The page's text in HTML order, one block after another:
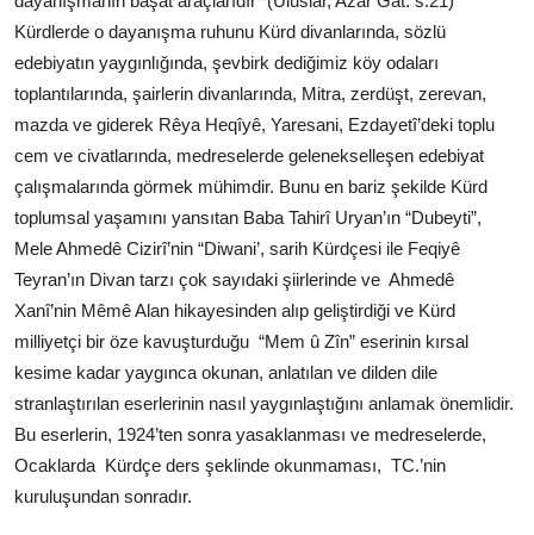
Kürdlerde o dayanışma ruhunu Kürd divanlarında, sözlü
edebiyatın yaygınlığında, şevbirk dediğimiz köy odaları
toplantılarında, şairlerin divanlarında, Mitra, zerdüşt, zerevan,
mazda ve giderek Rêya Heqîyê, Yaresani, Ezdayetî’deki toplu
cem ve civatlarında, medreselerde gelenekselleşen edebiyat
çalışmalarında görmek mühimdir. Bunu en bariz şekilde Kürd
toplumsal yaşamını yansıtan Baba Tahirî Uryan’ın “Dubeyti”,
Mele Ahmedê Cizirî’nin “Diwani’, sarih Kürdçesi ile Feqiyê
Teyran’ın Divan tarzı çok sayıdaki şiirlerinde ve Ahmedê
Xanî’nin Mêmê Alan hikayesinden alıp geliştirdiği ve Kürd
milliyetçi bir öze kavuşturduğu “Mem û Zîn” eserinin kırsal
kesime kadar yaygınca okunan, anlatılan ve dilden dile
stranlaştırılan eserlerinin nasıl yaygınlaştığını anlamak önemlidir.
Bu eserlerin, 1924’ten sonra yasaklanması ve medreselerde,
Ocaklarda Kürdçe ders şeklinde okunmaması, TC.’nin
kuruluşundan sonradır.